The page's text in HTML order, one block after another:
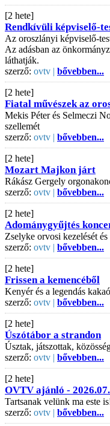
[2 hete]
Rendkívüli képviselő-
Az oroszlányi képviselő-
Az adásban az
láthatják.
szerző: ovtv | bővebben...
[2 hete]
Fiatal művészek az
Mekis Péter és Selmeczi
szellemét
szerző: ovtv | bővebben...
[2 hete]
Mozart Majkon járt
Rákász Gergely
szerző: ovtv | bővebben...
[2 hete]
Adománygyűjtés
Zselyke orvosi kezelését
szerző: ovtv | bővebben...
[2 hete]
Frissen a kemencéből
Kenyér és a legendás
szerző: ovtv | bővebben...
[2 hete]
Úszótábor a strandon
Úsztak, játszottak,
szerző: ovtv | bővebben...
[2 hete]
OVTV ajánló -
Tartsanak velünk ma este
szerző: ovtv | bővebben...